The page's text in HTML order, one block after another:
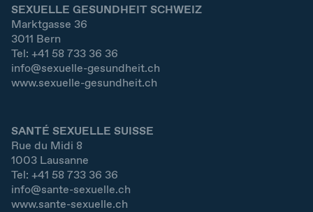
SEXUELLE GESUNDHEIT SCHWEIZ
Marktgasse 36
3011 Bern
Tel: +41 58 733 36 36
info@sexuelle-gesundheit.ch
www.sexuelle-gesundheit.ch
SANTÉ SEXUELLE SUISSE
Rue du Midi 8
1003 Lausanne
Tel: +41 58 733 36 36
info@sante-sexuelle.ch
www.sante-sexuelle.ch